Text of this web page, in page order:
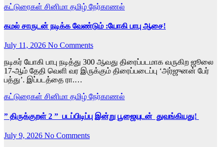
கட்டுரைகள் சினிமா தமிழ் நேர்காணல்
கமல் சாருடன் நடிக்க வேண்டும் :யோகி பாபு ஆசை!
July 11, 2026 No Comments
நடிகர் யோகி பாபு நடித்து 300 ஆவது திரைப்படமாக வருகிற ஜூலை
17-ஆம் தேதி வெளி வர இருக்கும் திரைப்படைப்பு ‘அர்ஜுனன் பேர்
பத்து’. இப்படத்தை ரா.…
கட்டுரைகள் சினிமா தமிழ் நேர்காணல்
” திருக்குறள் 2 ” படப்பிடிப்பு இன்று பூஜையுடன் துவங்கியது!
July 9, 2026 No Comments